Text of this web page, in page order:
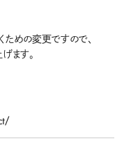
ための変更ですので、
ます。